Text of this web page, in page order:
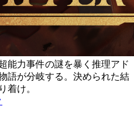
能力事件の謎を暴く推理アド
語が分岐する。決められた結
着け。